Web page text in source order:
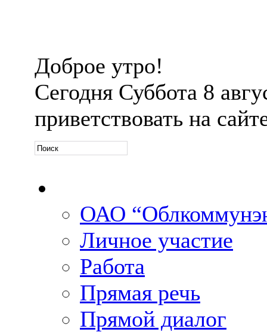
Доброе утро!
Сегодня Суббота 8
приветствовать на
ОАО
Личное участие
Работа
Прямая речь
Прямой диалог